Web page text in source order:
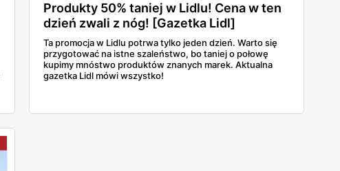
Produkty 50% taniej w Lidlu! Cena w ten
dzień zwali z nóg! [Gazetka Lidl]
Ta promocja w Lidlu potrwa tylko jeden dzień. Warto się
przygotować na istne szaleństwo, bo taniej o połowę
kupimy mnóstwo produktów znanych marek. Aktualna
gazetka Lidl mówi wszystko!